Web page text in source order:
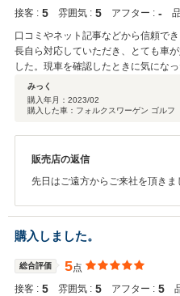
接客 : 5 雰囲気 : 5 アフター : ‐
口コミやネット記事などから信頼で
長自ら対応していただき、とても車
した。現車を確認したときに気にな
応していただきました。また手続き
の購入でしたが、安心して進めるこ
今後のメンテナンスでお世話になる
みっく
購入年月： 2023/02
購入した車：フォルクスワーゲン ゴルフ
販売店の返信
先日はご遠方からご来社を頂き
しっくり馴染んだかと思いますが
イルまで交換しておりますので
りとなりますので、軽快な走りを
ススタッフにより定期的なメンテ
離もありますが、ぜひご利用をお
購入しました。
総合評価 5点
接客 : 5 雰囲気 : 5 アフター : 5